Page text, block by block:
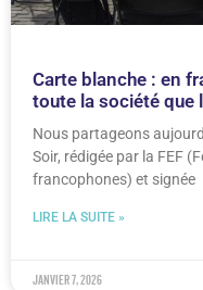
Carte blanche : en
toute la société que
Nous partageons
Soir, rédigée par la FEF
francophones) et signée
LIRE LA SUITE »
janvier 7, 2026